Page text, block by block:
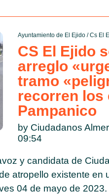
Ayuntamiento de El Ejido/Cs El
CS El Ejido
arreglo
tramo
recorren los
Pampanico
by Ciudadanos
09:54
y candidata de
atropello existente en
04 de mayo de